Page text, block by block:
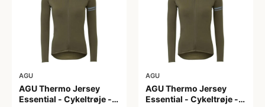
AGU
AGU Thermo Jersey
Essential - Cykeltrøje -
AGU
AGU Thermo Jersey
Essential - Cykeltrøje -